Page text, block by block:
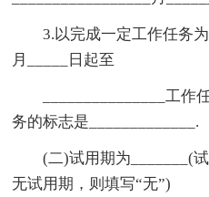
3.以完成一定工作任务
月_____日起至
_______________工
务的标志是_____________.
(二)试用期为_______(
无试用期，则填写“无”)